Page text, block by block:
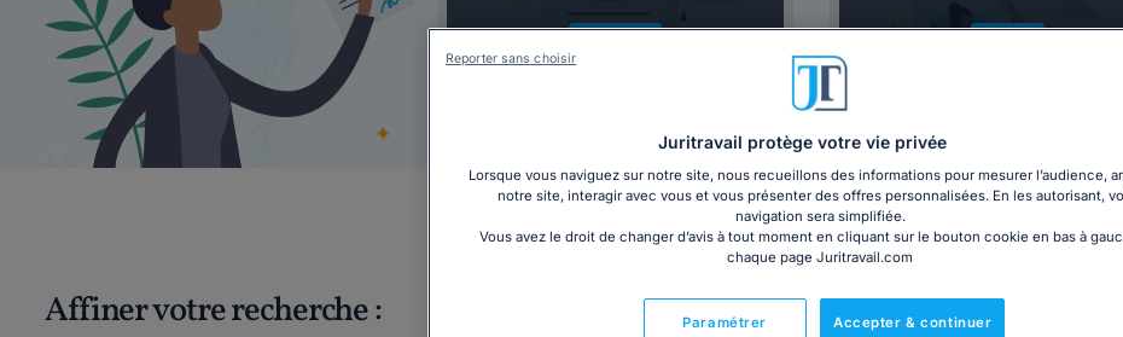
Dossier Lettre
Affiner votre recherche :
Juritravail protège votre vie privée
Lorsque vous naviguez sur notre site, nous recueillons des informations pour mesurer l’audience,
notre site, interagir avec vous et vous présenter des offres personnalisées. En les autorisant,
navigation sera simplifiée.
Vous avez le droit de changer d’avis à tout moment en cliquant sur le bouton cookie en bas à
chaque page Juritravail.com
Accepter & continuer
Paramétrer
Reporter sans choisir